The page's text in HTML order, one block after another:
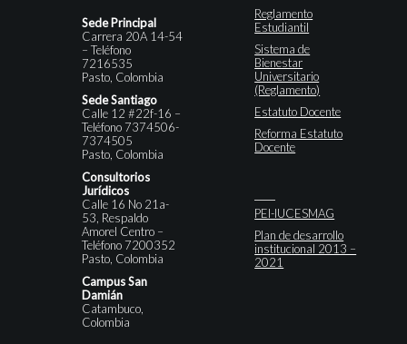
Sede Principal
Carrera 20A 14-54
– Teléfono
7216535
Pasto, Colombia
Sede Santiago
Calle 12 #22f-16 –
Teléfono 7374506-
7374505
Pasto, Colombia
Consultorios
Jurídicos
Calle 16 No 21a-
53, Respaldo
Amorel Centro –
Teléfono 7200352
Pasto, Colombia
Campus San
Damián
Catambuco,
Colombia
Reglamento
Estudiantil
Sistema de
Bienestar
Universitario
(Reglamento)
Estatuto Docente
Reforma Estatuto
Docente
PEI-IUCESMAG
Plan de desarrollo
institucional 2013 –
2021